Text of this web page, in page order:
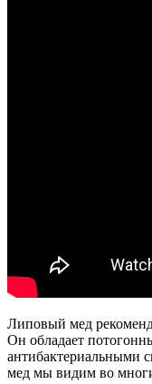
Липовый мед
Он обладает
антибактериальными
мед мы видим во